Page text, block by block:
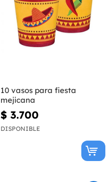
10 vasos para fiesta
mejicana
$ 3.700
DISPONIBLE